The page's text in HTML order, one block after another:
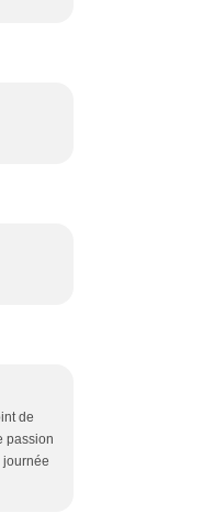
de
passion
journée